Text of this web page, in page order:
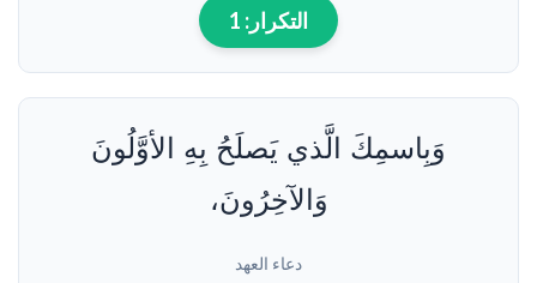
التكرار: 1
وَبِاسمِكَ الَّذي يَصلَحُ بِهِ الأوَّلُونَ
وَالآخِرُونَ،
دعاء العهد